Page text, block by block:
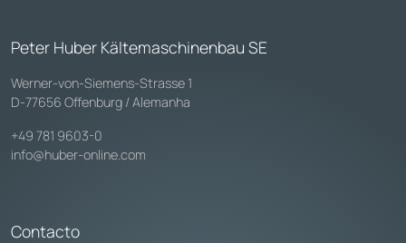
Peter Huber Kältemaschinenbau SE
Werner-von-Siemens-Strasse 1
D-77656 Offenburg / Alemanha
+49 781 9603-0
info@huber-online.com
Contacto